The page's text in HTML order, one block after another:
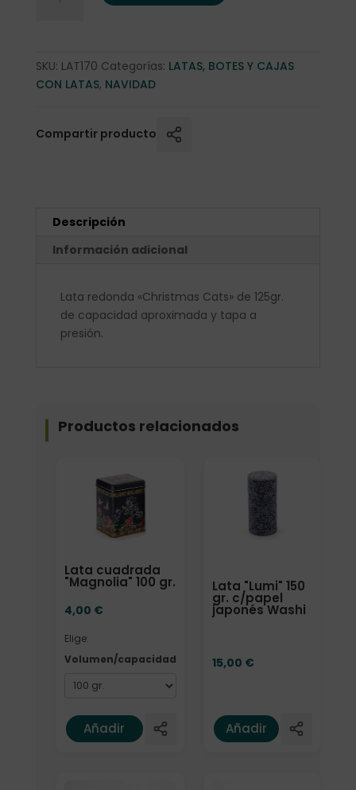
SKU: LAT170 Categorías: LATAS, BOTES Y CAJAS
CON LATAS, NAVIDAD
Compartir producto
Descripción
Información adicional
Lata redonda «Christmas Cats» de 125gr.
de capacidad aproximada y tapa a
presión.
Productos relacionados
Lata cuadrada
"Magnolia" 100 gr.
4,00 €
Elige:
Volumen/capacidad
Elige: Volumen/capacidad
Añadir
Lata "Lumi" 150
gr. c/papel
japonés Washi
15,00 €
Añadir